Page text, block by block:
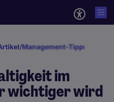
/Management-Tipps
im
wichtiger wird